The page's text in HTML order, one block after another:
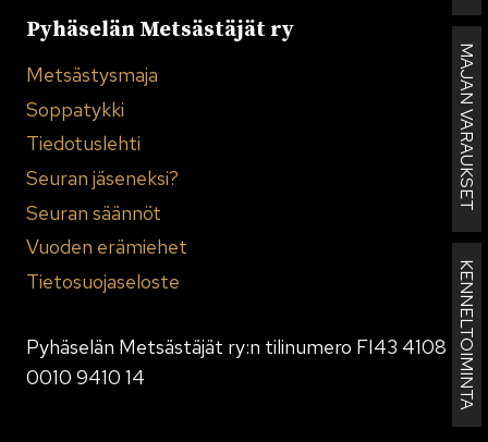
MAJAN VARAUKSET
KENNELTOIMINTA
Pyhäselän Metsästäjät ry
Metsästysmaja
Soppatykki
Tiedotuslehti
Seuran jäseneksi?
Seuran säännöt
Vuoden erämiehet
Tietosuojaseloste
Pyhäselän Metsästäjät ry:n tilinumero FI43 4108
0010 9410 14